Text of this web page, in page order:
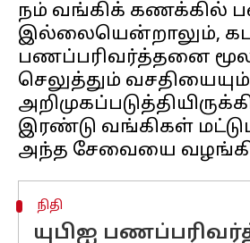
நம் வங்கிக் கணக்கில்
இல்லையென்றாலும்,
பணப்பரிவர்த்தனை
செலுத்தும் வசதியையும்
இரண்டு வங்கிகள்
நிதி
யுபிஐ